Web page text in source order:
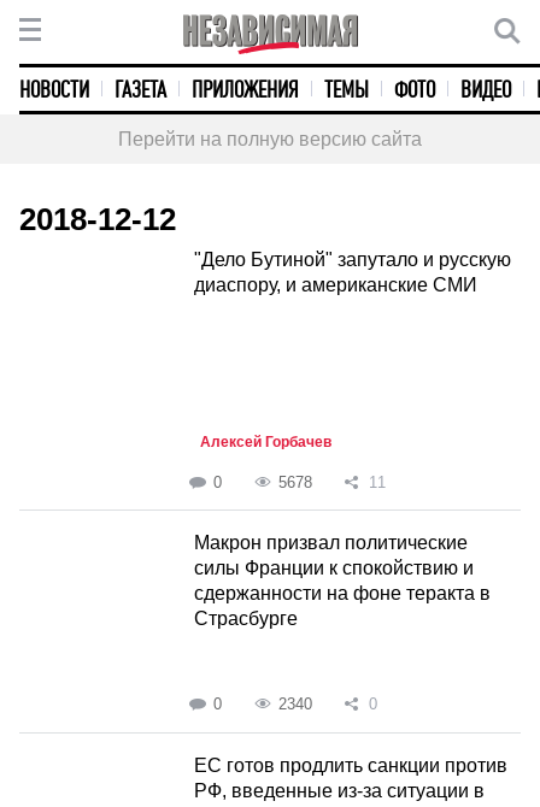
НОВОСТИ ГАЗЕТА ПРИЛОЖЕНИЯ ТЕМЫ ФОТО ВИДЕО
Перейти на полную версию сайта
2018-12-12
"Дело Бутиной" запутало и русскую
диаспору, и американские СМИ
Алексей Горбачев
0 5678 11
Макрон призвал политические
силы Франции к спокойствию и
сдержанности на фоне теракта в
Страсбурге
0 2340 0
ЕС готов продлить санкции против
РФ, введенные из-за ситуации в